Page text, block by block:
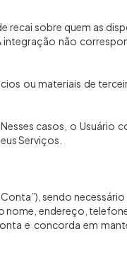
sobre quem as
não
ou materiais de
casos, o Usuário
Serviços.
sendo
endereço,
e concorda em